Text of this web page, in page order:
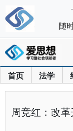
首页 法学
周竞红：改
随